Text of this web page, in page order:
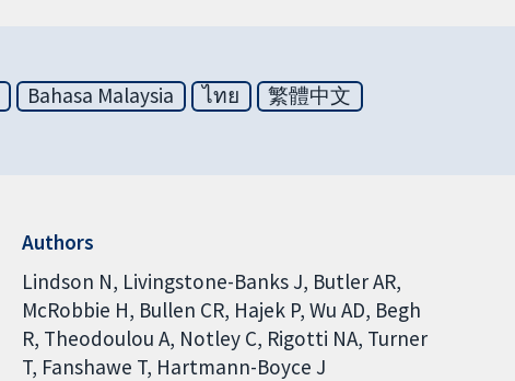
Bahasa Malaysia ไทย
繁體中文
Authors
Lindson N Livingstone-Banks J Butler AR
McRobbie H Bullen CR Hajek P Wu AD Begh
R Theodoulou A Notley C Rigotti NA Turner
T Fanshawe T Hartmann-Boyce J